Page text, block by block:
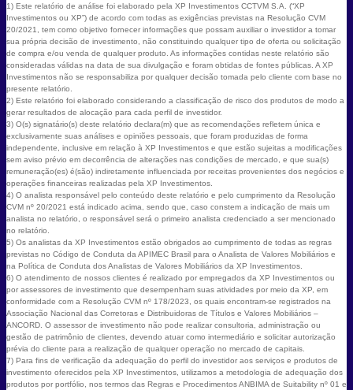
1) Este relatório de análise foi elaborado pela XP Investimentos CCTVM S.A. (“XP
Investimentos ou XP”) de acordo com todas as exigências previstas na Resolução CVM
20/2021, tem como objetivo fornecer informações que possam auxiliar o investidor a tomar
sua própria decisão de investimento, não constituindo qualquer tipo de oferta ou solicitação
de compra e/ou venda de qualquer produto. As informações contidas neste relatório são
consideradas válidas na data de sua divulgação e foram obtidas de fontes públicas. A XP
Investimentos não se responsabiliza por qualquer decisão tomada pelo cliente com base no
presente relatório.
2) Este relatório foi elaborado considerando a classificação de risco dos produtos de modo a
gerar resultados de alocação para cada perfil de investidor.
3) O(s) signatário(s) deste relatório declara(m) que as recomendações refletem única e
exclusivamente suas análises e opiniões pessoais, que foram produzidas de forma
independente, inclusive em relação à XP Investimentos e que estão sujeitas a modificações
sem aviso prévio em decorrência de alterações nas condições de mercado, e que sua(s)
remuneração(es) é(são) indiretamente influenciada por receitas provenientes dos negócios e
operações financeiras realizadas pela XP Investimentos.
4) O analista responsável pelo conteúdo deste relatório e pelo cumprimento da Resolução
CVM nº 20/2021 está indicado acima, sendo que, caso constem a indicação de mais um
analista no relatório, o responsável será o primeiro analista credenciado a ser mencionado
no relatório.
5) Os analistas da XP Investimentos estão obrigados ao cumprimento de todas as regras
previstas no Código de Conduta da APIMEC Brasil para o Analista de Valores Mobiliários e
na Política de Conduta dos Analistas de Valores Mobiliários da XP Investimentos.
6) O atendimento de nossos clientes é realizado por empregados da XP Investimentos ou
por assessores de investimento que desempenham suas atividades por meio da XP, em
conformidade com a Resolução CVM nº 178/2023, os quais encontram-se registrados na
Associação Nacional das Corretoras e Distribuidoras de Títulos e Valores Mobiliários –
ANCORD. O assessor de investimento não pode realizar consultoria, administração ou
gestão de patrimônio de clientes, devendo atuar como intermediário e solicitar autorização
prévia do cliente para a realização de qualquer operação no mercado de capitais.
7) Para fins de verificação da adequação do perfil do investidor aos serviços e produtos de
investimento oferecidos pela XP Investimentos, utilizamos a metodologia de adequação dos
produtos por portfólio, nos termos das Regras e Procedimentos ANBIMA de Suitability nº 01 e